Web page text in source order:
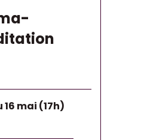
16 mai (17h)